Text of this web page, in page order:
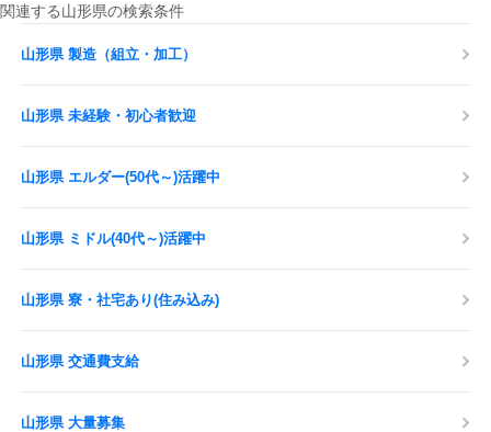
関連する山形県の検索条件
山形県 製造（組立・加工）
山形県 未経験・初心者歓迎
山形県 エルダー(50代～)活躍中
山形県 ミドル(40代～)活躍中
山形県 寮・社宅あり(住み込み)
山形県 交通費支給
山形県 大量募集